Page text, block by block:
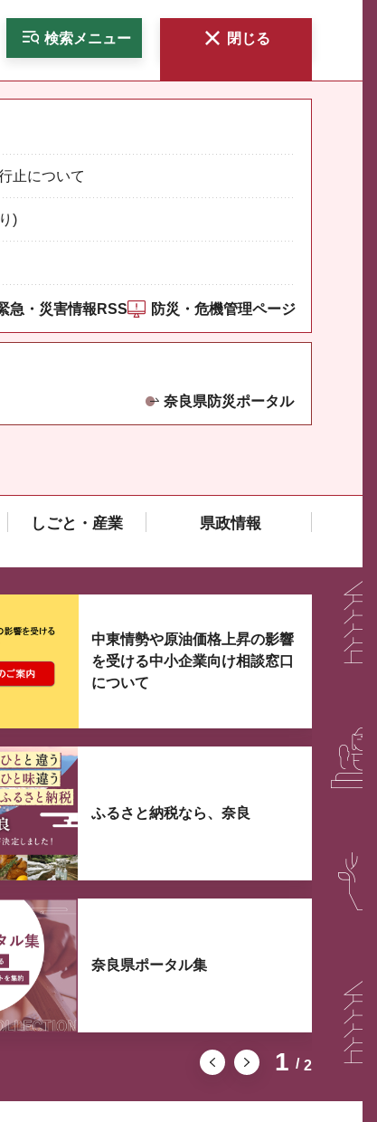
検索メニュー 閉じる
止について
)
急・災害情報RSS 防災・危機管理ページ
奈良県防災ポータル
しごと・産業 県政情報
ずつ情報が表示されるスライダーがあります。
1 2
中東情勢や原油価格上昇の影響
を受ける中小企業向け相談窓口
について
ふるさと納税なら、奈良
奈良県ポータル集